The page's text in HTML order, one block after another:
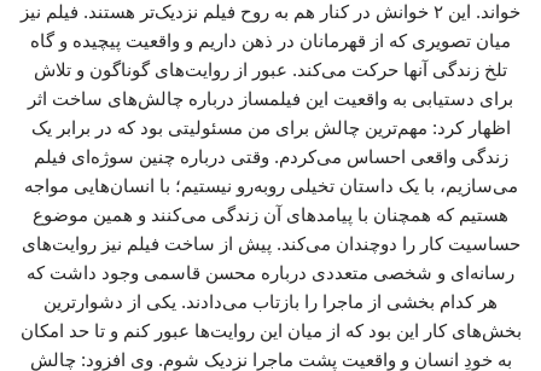
خواند. این ۲ خوانش در کنار هم به روح فیلم نزدیک‌تر هستند. فیلم نیز
میان تصویری که از قهرمانان در ذهن داریم و واقعیت پیچیده و گاه
تلخ زندگی آنها حرکت می‌کند. عبور از روایت‌های گوناگون و تلاش
برای دستیابی به واقعیت این فیلمساز درباره چالش‌های ساخت اثر
اظهار کرد: مهم‌ترین چالش برای من مسئولیتی بود که در برابر یک
زندگی واقعی احساس می‌کردم. وقتی درباره چنین سوژه‌ای فیلم
می‌سازیم، با یک داستان تخیلی روبه‌رو نیستیم؛ با انسان‌هایی مواجه
هستیم که همچنان با پیامدهای آن زندگی می‌کنند و همین موضوع
حساسیت کار را دوچندان می‌کند. پیش از ساخت فیلم نیز روایت‌های
رسانه‌ای و شخصی متعددی درباره محسن قاسمی وجود داشت که
هر کدام بخشی از ماجرا را بازتاب می‌دادند. یکی از دشوارترین
بخش‌های کار این بود که از میان این روایت‌ها عبور کنم و تا حد امکان
به خودِ انسان و واقعیت پشت ماجرا نزدیک شوم. وی افزود: چالش